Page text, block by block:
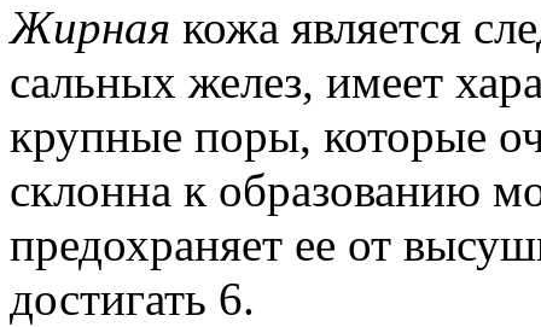
Жирная кожа является
сальных желез, имеет
крупные поры, которые
склонна к образованию
предохраняет ее от
достигать 6.